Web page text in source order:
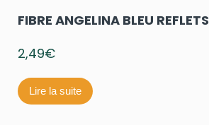
FIBRE ANGELINA BLEU REFLETS
2,49€
Lire la suite